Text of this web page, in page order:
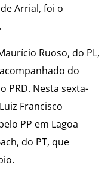
Arrial, foi o
Ruoso, do PL,
do
PRD. Nesta sexta-
Francisco
PP em Lagoa
do PT, que